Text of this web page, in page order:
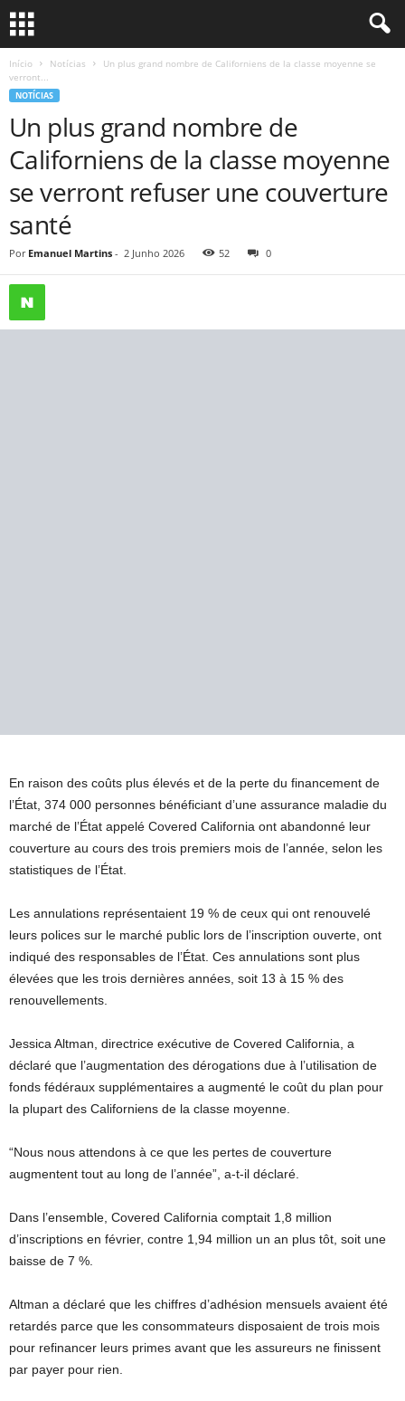
Início Notícias
Un plus grand nombre de Californiens de la classe moyenne se
verront...
NOTÍCIAS
Un plus grand nombre de
Californiens de la classe moyenne
se verront refuser une couverture
santé
Por Emanuel Martins - 2 Junho 2026 52 0
En raison des coûts plus élevés et de la perte du financement de
l’État, 374 000 personnes bénéficiant d’une assurance maladie du
marché de l’État appelé Covered California ont abandonné leur
couverture au cours des trois premiers mois de l’année, selon les
statistiques de l’État.
Les annulations représentaient 19 % de ceux qui ont renouvelé
leurs polices sur le marché public lors de l’inscription ouverte, ont
indiqué des responsables de l’État. Ces annulations sont plus
élevées que les trois dernières années, soit 13 à 15 % des
renouvellements.
Jessica Altman, directrice exécutive de Covered California, a
déclaré que l’augmentation des dérogations due à l’utilisation de
fonds fédéraux supplémentaires a augmenté le coût du plan pour
la plupart des Californiens de la classe moyenne.
“Nous nous attendons à ce que les pertes de couverture
augmentent tout au long de l’année”, a-t-il déclaré.
Dans l’ensemble, Covered California comptait 1,8 million
d’inscriptions en février, contre 1,94 million un an plus tôt, soit une
baisse de 7 %.
Altman a déclaré que les chiffres d’adhésion mensuels avaient été
retardés parce que les consommateurs disposaient de trois mois
pour refinancer leurs primes avant que les assureurs ne finissent
par payer pour rien.